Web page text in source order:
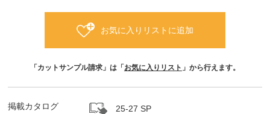
お気に入りリストに追加
「カットサンプル請求」は「 お気に入りリスト 」から行えます。
掲載カタログ 25-27 SP